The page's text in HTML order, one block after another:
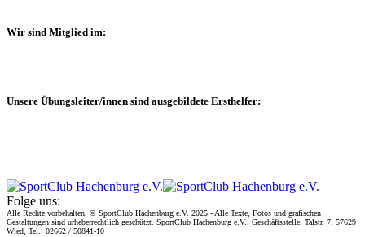
Wir sind Mitglied im:
Unsere Übungsleiter/innen sind ausgebildete Ersthelfer:
Folge uns:
Alle Rechte vorbehalten. © SportClub Hachenburg e.V. 2025 - Alle Texte, Fotos und grafischen
Gestaltungen sind urheberrechtlich geschützt. SportClub Hachenburg e.V., Geschäftsstelle, Talstr. 7, 57629
Wied, Tel.: 02662 / 50841-10